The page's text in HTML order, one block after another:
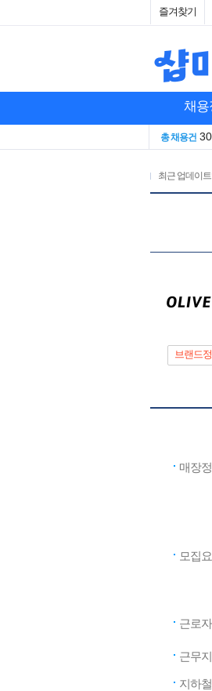
즐겨찾기
채용
총 채용건
최근 업데이트
브랜드
매장
모집
근로
근무지
지하철